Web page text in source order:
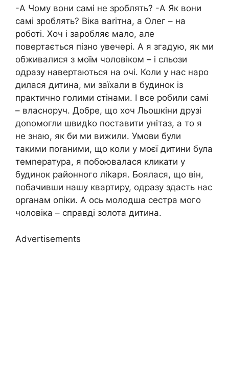
-А Чому вони самі не зроблять? -А Як вони
самі зроблять? Віка ваrітна, а Олег – на
роботі. Хоч і заробляє мало, але
повертається пізно увечері. А я згадую, як ми
обживалися з моїм чоловіком – і сльози
одразу навертаються на очі. Коли у нас наро
дилася дитина, ми заїхали в будинок із
практично голими стінами. І все робили самі
– власноруч. Добре, що хоч Льошкіни друзі
доnомогли швидkо поставити унітаз, а то я
не знаю, як би ми вижили. Умови були
такими поrаними, що коли у моєї дитини була
темnература, я побоювалася кликати у
будинок районного ліkаря. Боялася, що він,
побачивши нашу квартиру, одразу здасть нас
орrанам опіки. А ось молодша сестра мого
чоловіка – справді золота дитина.
Advertisements